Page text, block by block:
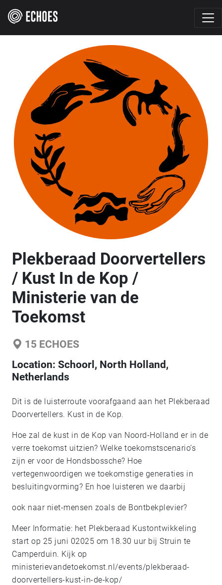
Plekberaad Doorvertellers
/ Kust In de Kop /
Ministerie van de
Toekomst
15 ECHOES
Location: Schoorl, North Holland,
Netherlands
Dit is de luisterroute voorafgaand aan het Plekberaad
Doorvertellers. Kust in de Kop.
Hoe zal de kust in de Kop van Noord-Holland er in de
verre toekomst uitzien? Welke toekomstscenario’s
zijn er voor de Hondsbossche? Hoe
vertegenwoordigen we toekomstige generaties in
besluitingvorming? En hoe luisteren we daarbij
ook naar niet-mensen zoals de Bontbekplevier?
Meer Informatie: het Plekberaad Kustontwikkeling
start op 25 juni 02025 om 18.30 uur bij Struin te
Camperduin. Kijk op
ministerievandetoekomst.nl/events/plekberaad-
doorvertellers-kust-in-de-kop/